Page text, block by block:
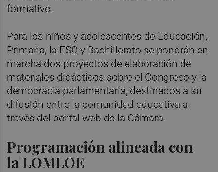
formativo.
Para los niños y adolescentes de Educación,
Primaria, la ESO y Bachillerato se pondrán en
marcha dos proyectos de elaboración de
materiales didácticos sobre el Congreso y la
democracia parlamentaria, destinados a su
difusión entre la comunidad educativa a
través del portal web de la Cámara.
Programación alineada con
la LOMLOE